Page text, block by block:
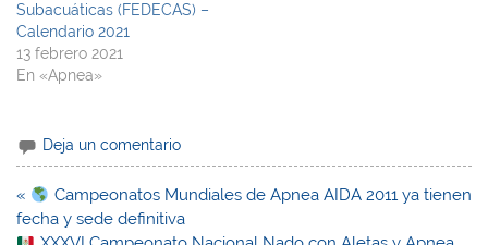
Subacuáticas (FEDECAS) –
Calendario 2021
13 febrero 2021
En «Apnea»
Deja un comentario
Navegación
de
«
Campeonatos Mundiales de Apnea AIDA 2011 ya tienen
fecha y sede definitiva